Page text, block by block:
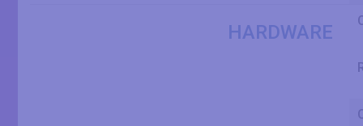
HARDWARE